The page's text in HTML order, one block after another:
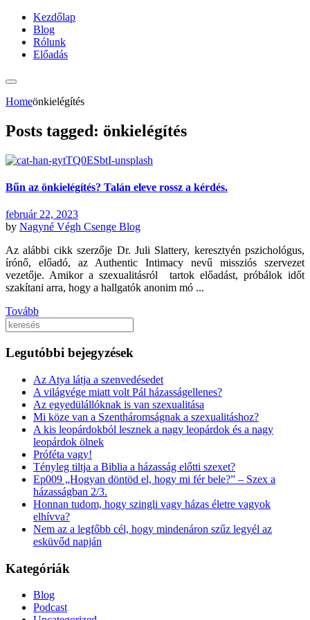
Kezdőlap
Blog
Rólunk
Előadás
Homeönkielégítés
Posts tagged: önkielégítés
Bűn az önkielégítés? Talán eleve rossz a kérdés.
február 22, 2023
by Nagyné Végh Csenge Blog
Az alábbi cikk szerzője Dr. Juli Slattery, keresztyén pszichológus,
írónő, előadó, az Authentic Intimacy nevű missziós szervezet
vezetője. Amikor a szexualitásról tartok előadást, próbálok időt
szakítani arra, hogy a hallgatók anonim mó ...
Tovább
Keresés
Legutóbbi bejegyzések
Az Atya látja a szenvedésedet
A világvége miatt volt Pál házasságellenes?
Az egyedülállóknak is van szexualitása
Mi köze van a Szentháromságnak a szexualitáshoz?
A kis leopárdokból lesznek a nagy leopárdok és a nagy
leopárdok ölnek
Próféta vagy!
Tényleg tiltja a Biblia a házasság előtti szexet?
Ep009 „Hogyan döntöd el, hogy mi fér bele?” – Szex a
házasságban 2/3.
Honnan tudom, hogy szingli vagy házas életre vagyok
elhívva?
Nem az a legfőbb cél, hogy mindenáron szűz legyél az
esküvőd napján
Kategóriák
Blog
Podcast